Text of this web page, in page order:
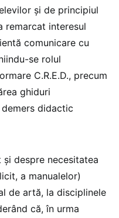
și de principiul
remarcat interesul
comunicare cu
se rolul
C.R.E.D., precum
ghiduri
didactic
despre necesitatea
a manualelor)
de artă, la disciplinele
că, în urma